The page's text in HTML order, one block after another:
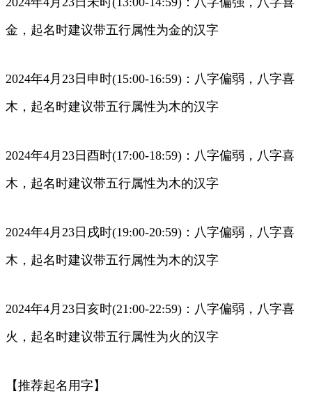
金，起名时建议带五行属性为金的汉字
2024年4月23日申时(15:00-16:59)：八字偏弱，八字喜
木，起名时建议带五行属性为木的汉字
2024年4月23日酉时(17:00-18:59)：八字偏弱，八字喜
木，起名时建议带五行属性为木的汉字
2024年4月23日戌时(19:00-20:59)：八字偏弱，八字喜
木，起名时建议带五行属性为木的汉字
2024年4月23日亥时(21:00-22:59)：八字偏弱，八字喜
火，起名时建议带五行属性为火的汉字
【推荐起名用字】